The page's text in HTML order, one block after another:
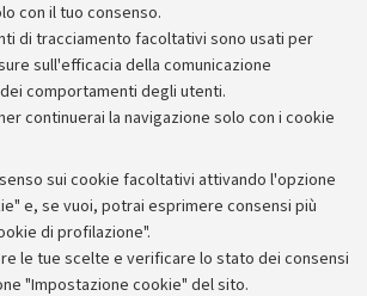
con il tuo consenso.
di tracciamento facoltativi sono usati per
sull'efficacia della comunicazione
comportamenti degli utenti.
continuerai la navigazione solo con i cookie
sui cookie facoltativi attivando l'opzione
e, se vuoi, potrai esprimere consensi più
di profilazione".
le tue scelte e verificare lo stato dei consensi
"Impostazione cookie" del sito.
Piano strategico
Bilanci
Donazioni e 5x1000
Bandi, gare e concorsi
Albo online
trasparente